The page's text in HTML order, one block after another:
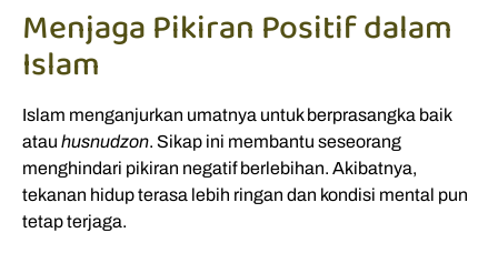
Menjaga Pikiran Positif dalam
Islam
Islam menganjurkan umatnya untuk berprasangka baik
atau husnudzon. Sikap ini membantu seseorang
menghindari pikiran negatif berlebihan. Akibatnya,
tekanan hidup terasa lebih ringan dan kondisi mental pun
tetap terjaga.